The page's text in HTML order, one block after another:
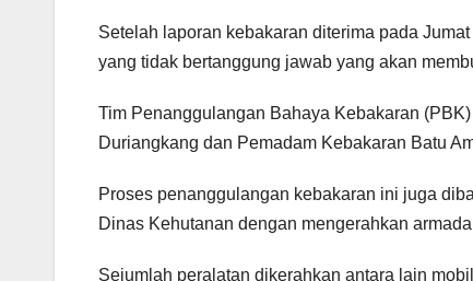
Setelah laporan kebakaran diterima pada
yang tidak bertanggung jawab yang akan
Tim Penanggulangan Bahaya Kebakaran
Duriangkang dan Pemadam Kebakaran Batu
Proses penanggulangan kebakaran ini juga
Dinas Kehutanan dengan mengerahkan
Sejumlah peralatan dikerahkan antara lain